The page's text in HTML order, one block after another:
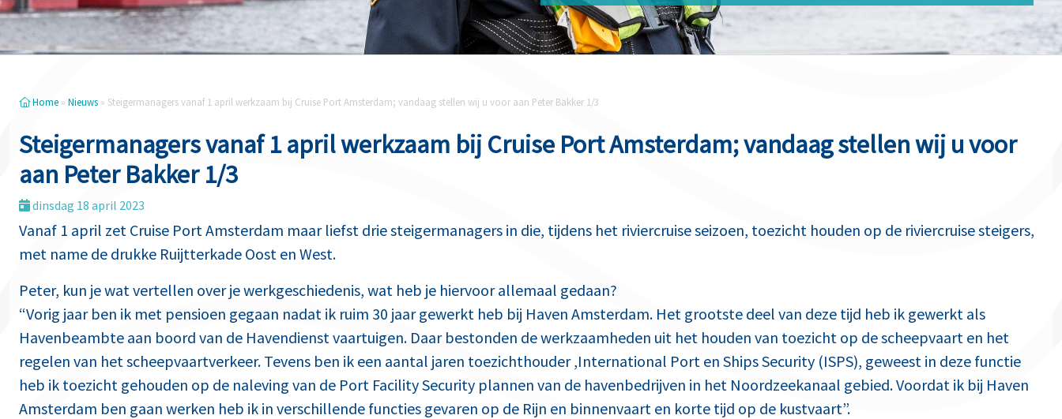
Home » Nieuws » Steigermanagers vanaf 1 april werkzaam bij Cruise Port Amsterdam; vandaag stellen wij u voor aan Peter Bakker 1/3
Steigermanagers vanaf 1 april werkzaam bij Cruise Port Amsterdam; vandaag stellen wij u voor
aan Peter Bakker 1/3
dinsdag 18 april 2023
Vanaf 1 april zet Cruise Port Amsterdam maar liefst drie steigermanagers in die, tijdens het riviercruise seizoen, toezicht houden op de riviercruise steigers,
met name de drukke Ruijtterkade Oost en West.
Peter, kun je wat vertellen over je werkgeschiedenis, wat heb je hiervoor allemaal gedaan?
“Vorig jaar ben ik met pensioen gegaan nadat ik ruim 30 jaar gewerkt heb bij Haven Amsterdam. Het grootste deel van deze tijd heb ik gewerkt als
Havenbeambte aan boord van de Havendienst vaartuigen. Daar bestonden de werkzaamheden uit het houden van toezicht op de scheepvaart en het
regelen van het scheepvaartverkeer. Tevens ben ik een aantal jaren toezichthouder ,International Port en Ships Security (ISPS), geweest in deze functie
heb ik toezicht gehouden op de naleving van de Port Facility Security plannen van de havenbedrijven in het Noordzeekanaal gebied. Voordat ik bij Haven
Amsterdam ben gaan werken heb ik in verschillende functies gevaren op de Rijn en binnenvaart en korte tijd op de kustvaart”.